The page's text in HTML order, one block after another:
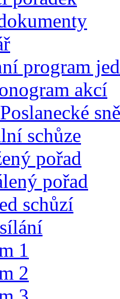
program
akcí
schůze
pořad
pořad
schůzí
1
2